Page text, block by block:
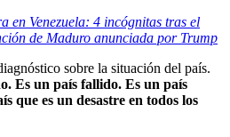
en Venezuela: 4 incógnitas tras el
de Maduro anunciada por Trump
sobre la situación del país.
Es un país fallido. Es un país
que es un desastre en todos los